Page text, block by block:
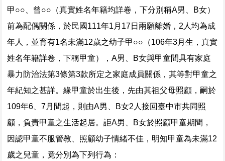
甲○○、曾○○（真實姓名年籍均詳卷，下分別稱A男、B女）
前為配偶關係，於民國111年1月17日兩願離婚，2人均為成
年人，並育有1名未滿12歲之幼子甲○○（106年3月生，真實
姓名年籍詳卷，下稱甲童），A男、B女與甲童間具有家庭
暴力防治法第3條第3款所定之家庭成員關係，其等對甲童之
年紀知之甚詳。緣甲童於出生後，先由其祖父母照顧，嗣於
109年6、7月間起，則由A男、B女2人接回臺中市共同照
顧，負責甲童之生活起居。詎A男、B女於照顧甲童期間，
因認甲童不服管教、照顧幼子情緒不佳，明知甲童為未滿12
歲之兒童，竟分別為下列行為：